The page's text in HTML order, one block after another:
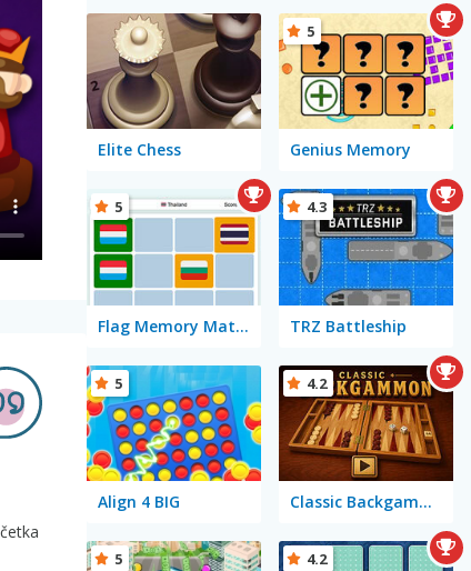
Elite Chess Genius Memory
5
Flag Memory Match
5
TRZ Battleship
4.3
Align 4 BIG
5
Classic Backgammon
4.2
5 4.2